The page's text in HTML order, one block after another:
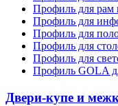
Профиль для рам
Профиль для
Профиль для
Профиль для
Профиль для
Профиль GOLA
Двери-купе и